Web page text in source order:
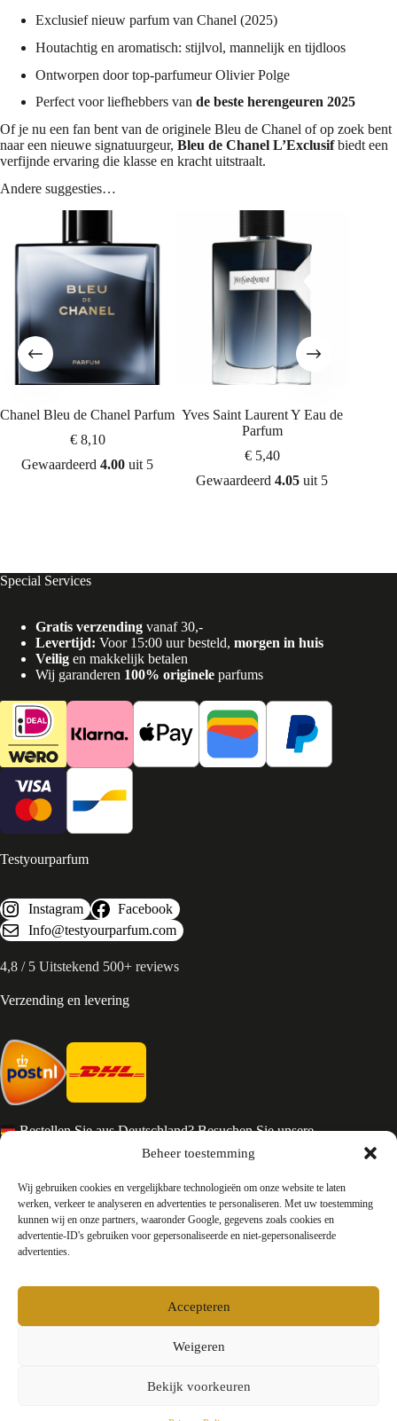
Beheer toestemming
Wij gebruiken cookies en vergelijkbare technologieën om onze website te laten
werken, verkeer te analyseren en advertenties te personaliseren. Met uw toestemming
kunnen wij en onze partners, waaronder Google, gegevens zoals cookies en
advertentie-ID's gebruiken voor gepersonaliseerde en niet-gepersonaliseerde
advertenties.
Accepteren
Weigeren
Bekijk voorkeuren
Exclusief nieuw parfum van Chanel (2025)
Houtachtig en aromatisch: stijlvol, mannelijk en tijdloos
Ontworpen door top-parfumeur Olivier Polge
Perfect voor liefhebbers van de beste herengeuren 2025
Of je nu een fan bent van de originele Bleu de Chanel of op zoek bent
naar een nieuwe signatuurgeur, Bleu de Chanel L’Exclusifbiedt een
verfijnde ervaring die klasse en kracht uitstraalt.
Andere suggesties…
Chanel Bleu de Chanel Parfum
€8,10
Gewaardeerd4.00 uit 5
Yves Saint Laurent Y Eau de
Parfum
€5,40
Gewaardeerd4.05 uit 5
Special Services
Gratis verzending vanaf 30,-
Levertijd: Voor 15:00 uur besteld, morgen in huis
Veilig en makkelijk betalen
Wij garanderen 100% originele parfums
Testyourparfum
Instagram
Facebook
Info@testyourparfum.com
4,8 / 5 Uitstekend 500+ reviews
Verzending en levering
Bestellen Sie aus Deutschland? Besuchen Sie unsere
Services en Contact
Algemene voorwaarden
Retourneren
Privacy
Contact
Okkers B.V.